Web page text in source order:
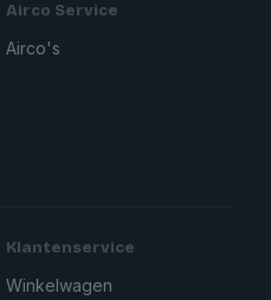
Airco Service
Airco's
Klantenservice
Winkelwagen